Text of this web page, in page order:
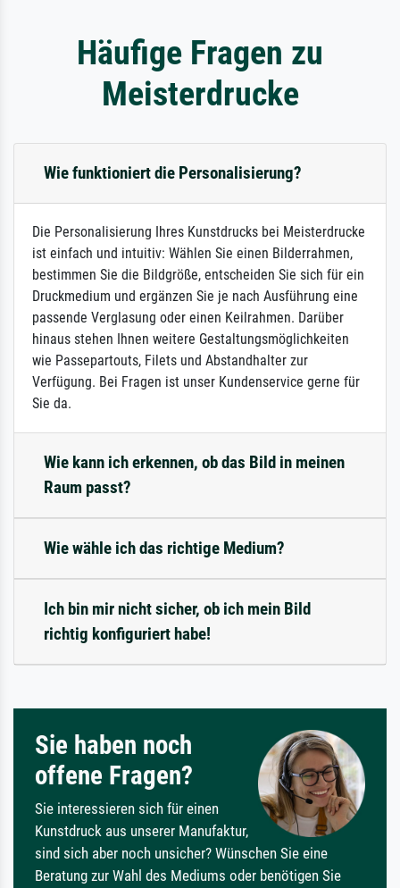
Häufige Fragen zu
Meisterdrucke
Wie funktioniert die Personalisierung?
Die Personalisierung Ihres Kunstdrucks bei Meisterdrucke
ist einfach und intuitiv: Wählen Sie einen Bilderrahmen,
bestimmen Sie die Bildgröße, entscheiden Sie sich für ein
Druckmedium und ergänzen Sie je nach Ausführung eine
passende Verglasung oder einen Keilrahmen. Darüber
hinaus stehen Ihnen weitere Gestaltungsmöglichkeiten
wie Passepartouts, Filets und Abstandhalter zur
Verfügung. Bei Fragen ist unser Kundenservice gerne für
Sie da.
Wie kann ich erkennen, ob das Bild in meinen
Raum passt?
Wie wähle ich das richtige Medium?
Ich bin mir nicht sicher, ob ich mein Bild
richtig konfiguriert habe!
Sie haben noch
offene Fragen?
Sie interessieren sich für einen
Kunstdruck aus unserer Manufaktur,
sind sich aber noch unsicher? Wünschen Sie eine
Beratung zur Wahl des Mediums oder benötigen Sie